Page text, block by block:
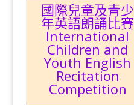
國際兒童及青少
年英語朗誦比賽
International
Children and
Youth English
Recitation
Competition